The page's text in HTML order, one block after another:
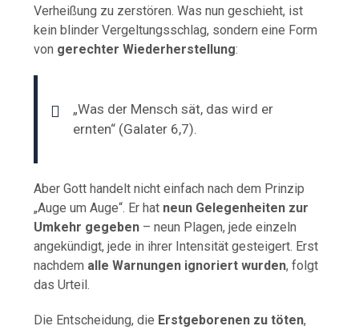
Verheißung zu zerstören. Was nun geschieht, ist
kein blinder Vergeltungsschlag, sondern eine Form
von gerechter Wiederherstellung:
„Was der Mensch sät, das wird er
ernten“ (Galater 6,7).
Aber Gott handelt nicht einfach nach dem Prinzip
„Auge um Auge“. Er hat neun Gelegenheiten zur
Umkehr gegeben – neun Plagen, jede einzeln
angekündigt, jede in ihrer Intensität gesteigert. Erst
nachdem alle Warnungen ignoriert wurden, folgt
das Urteil.
Die Entscheidung, die Erstgeborenen zu töten,